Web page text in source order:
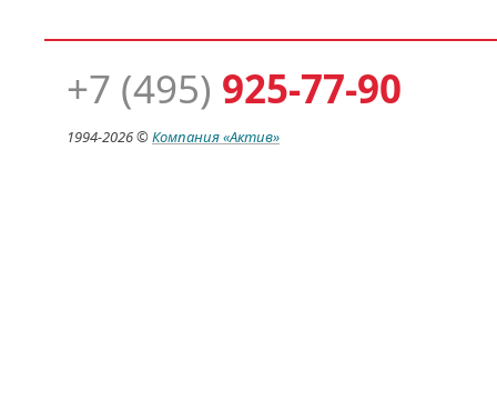
script 2
+7 (495) 925-77-90
1994-2026 ©Компания«Актив»